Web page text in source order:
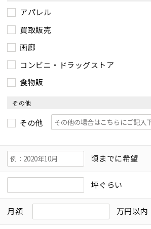
アパレル
買取販売
画廊
コンビニ・ドラッグストア
食物販
その他
その他
頃までに希望
坪ぐらい
月額 万円以内